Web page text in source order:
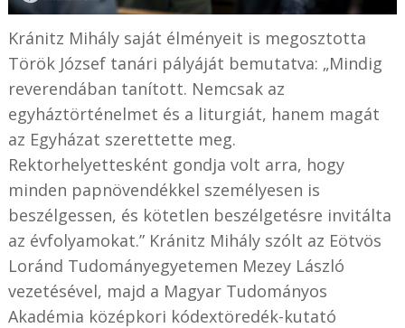
Kránitz Mihály saját élményeit is megosztotta
Török József tanári pályáját bemutatva: „Mindig
reverendában tanított. Nemcsak az
egyháztörténelmet és a liturgiát, hanem magát
az Egyházat szerettette meg.
Rektorhelyettesként gondja volt arra, hogy
minden papnövendékkel személyesen is
beszélgessen, és kötetlen beszélgetésre invitálta
az évfolyamokat.” Kránitz Mihály szólt az Eötvös
Loránd Tudományegyetemen Mezey László
vezetésével, majd a Magyar Tudományos
Akadémia középkori kódextöredék-kutató